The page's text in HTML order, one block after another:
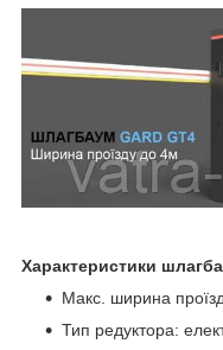
Характеристики
Макс. ширина
Тип редуктора: